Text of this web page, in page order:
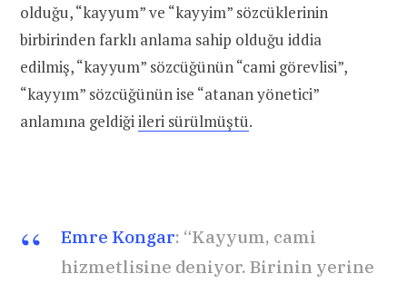
olduğu, “kayyum” ve “kayyim” sözcüklerinin
birbirinden farklı anlama sahip olduğu iddia
edilmiş, “kayyum” sözcüğünün “cami görevlisi”,
“kayyım” sözcüğünün ise “atanan yönetici”
anlamına geldiğiileri sürülmüştü.
Emre Kongar: “Kayyum, cami
hizmetlisine deniyor. Birinin yerine